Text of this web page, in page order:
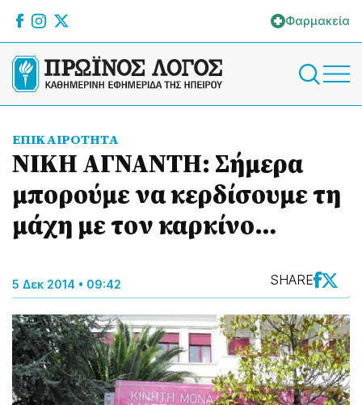
Φαρμακεία
ΕΠΙΚΑΙΡΟΤΗΤΑ
ΝΙΚΗ ΑΓΝΑΝΤΗ: Σήμερα
μπορούμε να κερδίσουμε τη
μάχη με τον καρκίνο…
5 Δεκ 2014 • 09:42 SHARE